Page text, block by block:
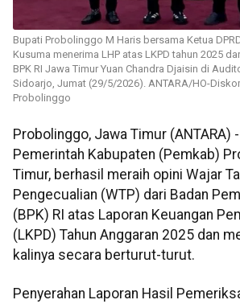
Bupati Probolinggo M Haris bersama Ketua
Kusuma menerima LHP atas LKPD tahun 2025
BPK RI Jawa Timur Yuan Chandra Djaisin di
Sidoarjo, Jumat (29/5/2026). ANTARA/HO-
Probolinggo
Probolinggo, Jawa Timur (ANTARA) -
Pemerintah Kabupaten (Pemkab)
Timur, berhasil meraih opini Wajar
Pengecualian (WTP) dari Badan
(BPK) RI atas Laporan Keuangan
(LKPD) Tahun Anggaran 2025 dan
kalinya secara berturut-turut.
Penyerahan Laporan Hasil